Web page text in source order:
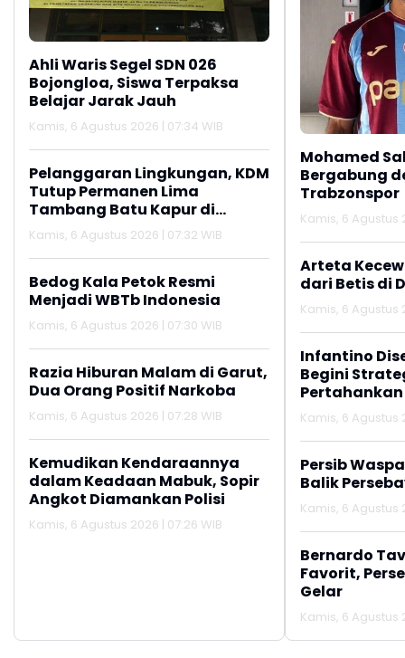
Ahli Waris Segel SDN 026
Bojongloa, Siswa Terpaksa
Belajar Jarak Jauh
Kamis, 6 Agustus 2026 | 07:34 WIB
Pelanggaran Lingkungan, KDM
Tutup Permanen Lima
Tambang Batu Kapur di
Cipatat
Kamis, 6 Agustus 2026 | 07:32 WIB
Bedog Kala Petok Resmi
Menjadi WBTb Indonesia
Kamis, 6 Agustus 2026 | 07:30 WIB
Razia Hiburan Malam di Garut,
Dua Orang Positif Narkoba
Kamis, 6 Agustus 2026 | 07:28 WIB
Kemudikan Kendaraannya
dalam Keadaan Mabuk, Sopir
Angkot Diamankan Polisi
Kamis, 6 Agustus 2026 | 07:26 WIB
Mohamed
Bergabung
Trabzonspor
Kamis, 6 Agustus
Arteta
dari Betis di
Kamis, 6 Agustus
Infantino
Begini
Kamis, 6 Agustus
Persib
Balik
Kamis, 6 Agustus
Bernardo
Favorit,
Gelar
Kamis, 6 Agustus